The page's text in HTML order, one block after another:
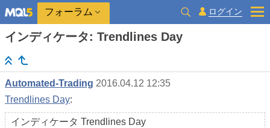
フォーラム ログイン
インディケータ: Trendlines Day
Automated-Trading 2016.04.12 12:35
Trendlines Day:
インディケータ Trendlines Day